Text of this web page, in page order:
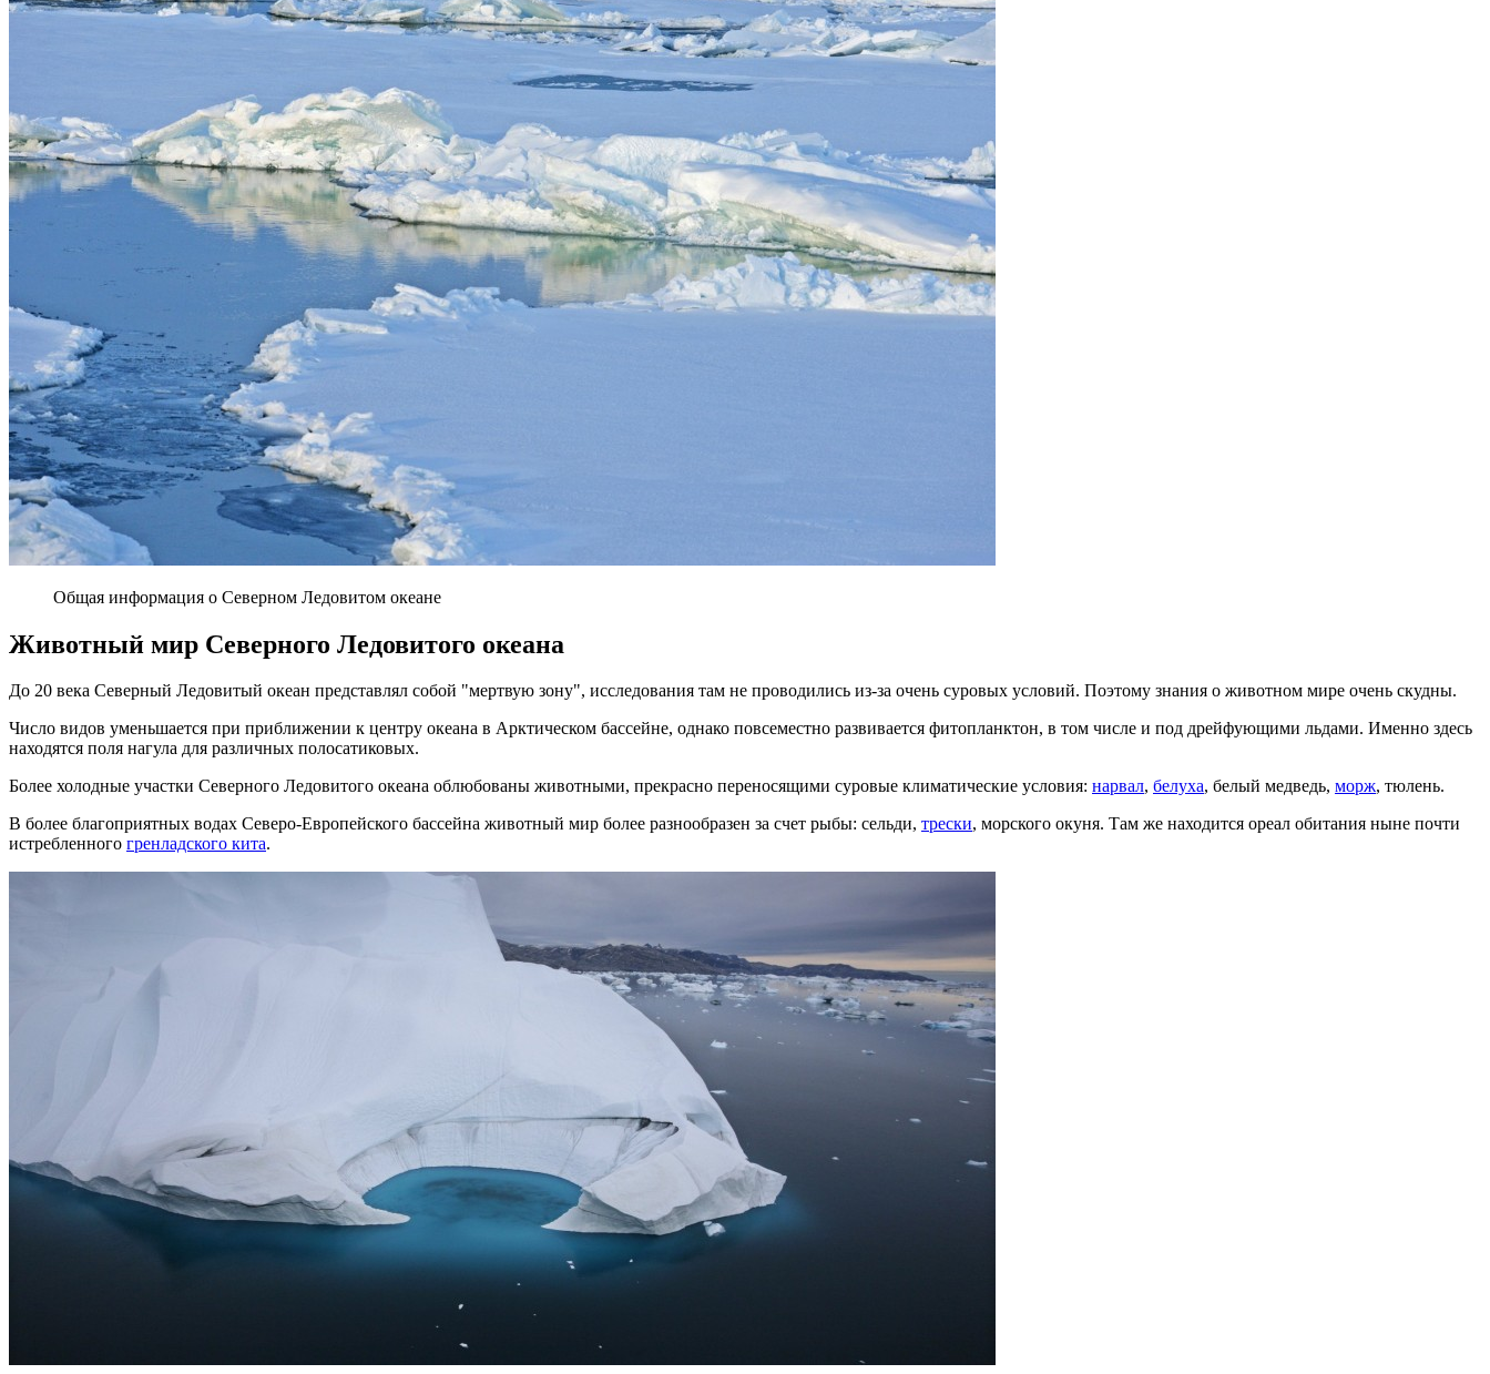
Общая информация о Северном Ледовитом океане
Животный мир Северного Ледовитого океана
До 20 века Северный Ледовитый океан представлял собой "мертвую зону", исследования там не проводились из-за очень суровых условий. Поэтому знания о животном мире очень скудны.
Число видов уменьшается при приближении к центру океана в Арктическом бассейне, однако повсеместно развивается фитопланктон, в том числе и под дрейфующими льдами. Именно здесь
находятся поля нагула для различных полосатиковых.
Более холодные участки Северного Ледовитого океана облюбованы животными, прекрасно переносящими суровые климатические условия: нарвал, белуха, белый медведь, морж, тюлень.
В более благоприятных водах Северо-Европейского бассейна животный мир более разнообразен за счет рыбы: сельди, трески, морского окуня. Там же находится ореал обитания ныне почти
истребленного гренладского кита.